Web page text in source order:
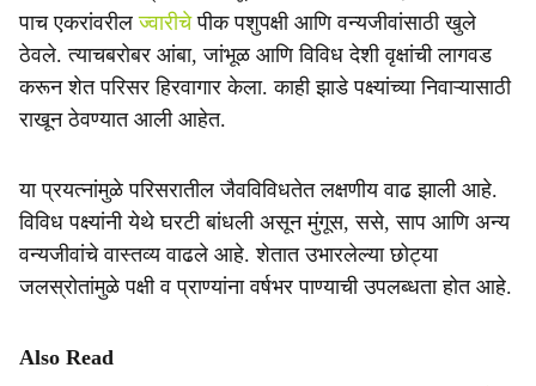
पाच एकरांवरीलज्वारीचेपीक पशुपक्षी आणि वन्यजीवांसाठी खुले
ठेवले. त्याचबरोबर आंबा, जांभूळ आणि विविध देशी वृक्षांची लागवड
करून शेत परिसर हिरवागार केला. काही झाडे पक्ष्यांच्या निवाऱ्यासाठी
राखून ठेवण्यात आली आहेत.
या प्रयत्नांमुळे परिसरातील जैवविविधतेत लक्षणीय वाढ झाली आहे.
विविध पक्ष्यांनी येथे घरटी बांधली असून मुंगूस, ससे, साप आणि अन्य
वन्यजीवांचे वास्तव्य वाढले आहे. शेतात उभारलेल्या छोट्या
जलस्रोतांमुळे पक्षी व प्राण्यांना वर्षभर पाण्याची उपलब्धता होत आहे.
Also Read